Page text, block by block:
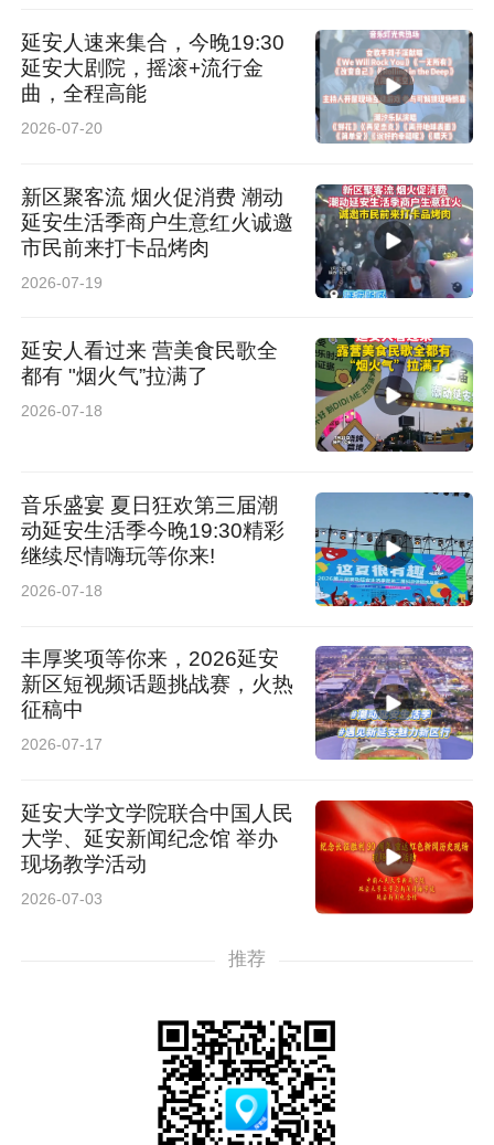
延安人速来集合，今晚19:30
延安大剧院，摇滚+流行金
曲，全程高能
2026-07-20
新区聚客流 烟火促消费 潮动
延安生活季商户生意红火诚邀
市民前来打卡品烤肉
2026-07-19
延安人看过来 营美食民歌全
都有 "烟火气”拉满了
2026-07-18
音乐盛宴 夏日狂欢第三届潮
动延安生活季今晚19:30精彩
继续尽情嗨玩等你来!
2026-07-18
丰厚奖项等你来，2026延安
新区短视频话题挑战赛，火热
征稿中
2026-07-17
延安大学文学院联合中国人民
大学、延安新闻纪念馆 举办
现场教学活动
2026-07-03
推荐